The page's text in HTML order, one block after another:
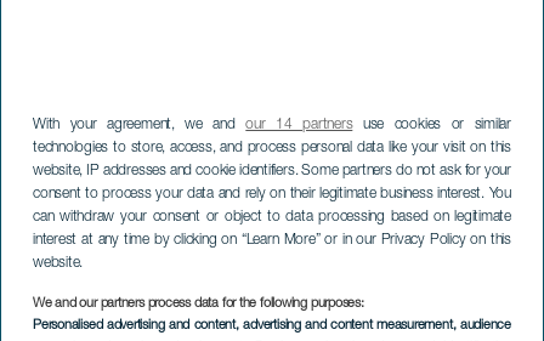
With your agreement, we andour 14 partnersuse cookies or similar
technologies to store, access, and process personal data like your visit on this
website, IP addresses and cookie identifiers. Some partners do not ask for your
consent to process your data and rely on their legitimate business interest. You
can withdraw your consent or object to data processing based on legitimate
interest at any time by clicking on “Learn More” or in our Privacy Policy on this
website.
We and our partners process data for the following purposes:
Personalised advertising and content, advertising and content measurement, audience
Recreatiecentra op La Gomera
Uitzichtpunten op La Gomera
Duikplaatsen op La Gomera
Natuurgebieden van La Gomera